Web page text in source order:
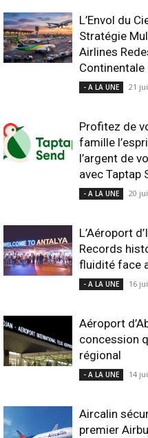
L’Envol du
Stratégie
Airlines
Continentale
- A LA UNE 21
Profitez de
famille
l’argent de
avec Taptap
- A LA UNE 20
L’Aéroport
Records
fluidité face
- A LA UNE 16
Aéroport
concession
régional
- A LA UNE 14
Aircalin
premier